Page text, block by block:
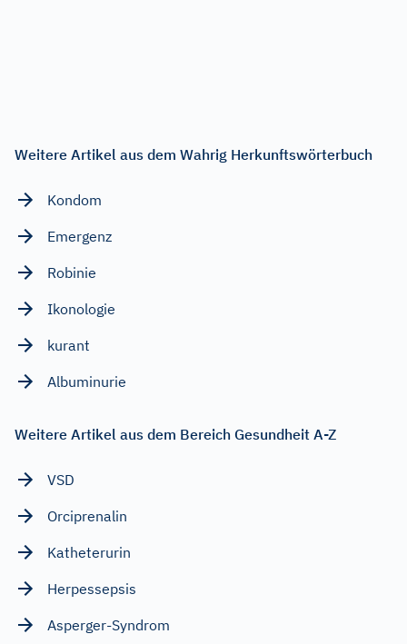
Weitere Artikel aus dem Wahrig Herkunftswörterbuch
Kondom
Emergenz
Robinie
Ikonologie
kurant
Albuminurie
Weitere Artikel aus dem Bereich Gesundheit A-Z
VSD
Orciprenalin
Katheterurin
Herpessepsis
Asperger-Syndrom